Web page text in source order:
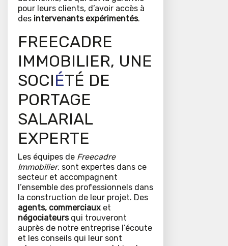
pour leurs clients, d’avoir accès à
des intervenants expérimentés.
FREECADRE
IMMOBILIER, UNE
SOCIÉTÉ DE
PORTAGE
SALARIAL
EXPERTE
Les équipes de Freecadre
Immobilier, sont expertes dans ce
secteur et accompagnent
l’ensemble des professionnels dans
la construction de leur projet. Des
agents, commerciaux et
négociateurs qui trouveront
auprès de notre entreprise l’écoute
et les conseils qui leur sont